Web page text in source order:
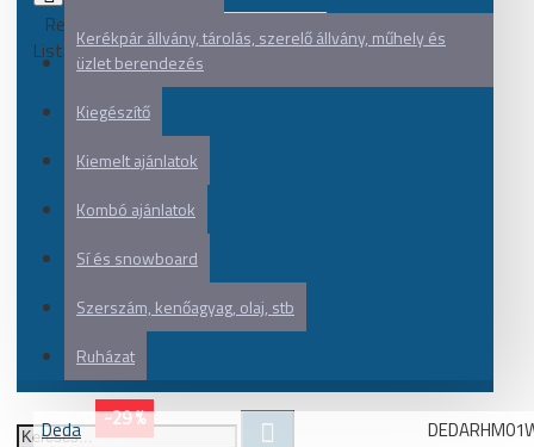
Kerékpár állvány, tárolás, szerelő állvány, műhely és
üzlet berendezés
Kiegészítő
Kiemelt ajánlatok
Kombó ajánlatok
Sí és snowboard
Szerszám, kenőagyag, olaj, stb
Ruházat
Rendezés:
Listázás:
-29 %
Deda